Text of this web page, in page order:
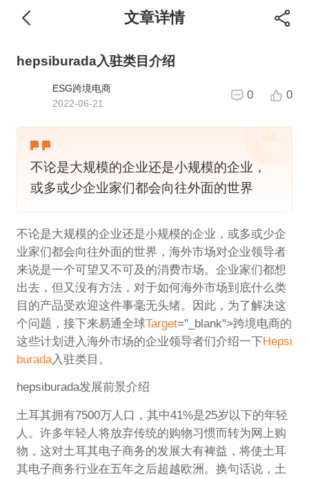
文章详情
hepsiburada入驻类目介绍
ESG跨境电商
2022-06-21
0 0
不论是大规模的企业还是小规模的企业，
或多或少企业家们都会向往外面的世界
不论是大规模的企业还是小规模的企业，或多或少企
业家们都会向往外面的世界，海外市场对企业领导者
来说是一个可望又不可及的消费市场。企业家们都想
出去，但又没有方法，对于如何海外市场到底什么类
目的产品受欢迎这件事毫无头绪。因此，为了解决这
个问题，接下来易通全球Target="_blank">跨境电商的
这些计划进入海外市场的企业领导者们介绍一下Hepsi
burada入驻类目。
hepsiburada发展前景介绍
土耳其拥有7500万人口，其中41%是25岁以下的年轻
人。许多年轻人将放弃传统的购物习惯而转为网上购
物，这对土耳其电子商务的发展大有裨益，将使土耳
其电子商务行业在五年之后超越欧洲。换句话说，土